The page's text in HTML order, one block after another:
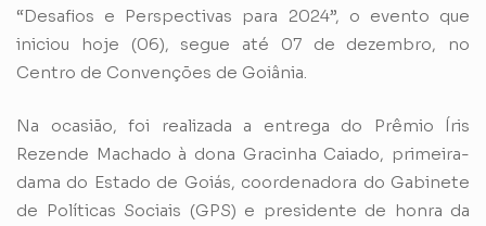
“Desafios e Perspectivas para 2024”, o evento que
iniciou hoje (06), segue até 07 de dezembro, no
Centro de Convenções de Goiânia.
Na ocasião, foi realizada a entrega do Prêmio Íris
Rezende Machado à dona Gracinha Caiado, primeira-
dama do Estado de Goiás, coordenadora do Gabinete
de Políticas Sociais (GPS) e presidente de honra da